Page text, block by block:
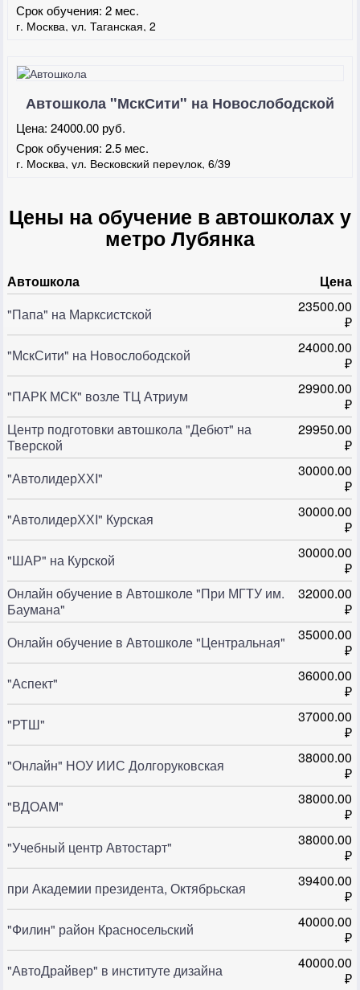
Срок обучения:2 мес.
г. Москва, ул. Таганская, 2
Автошкола "МскСити" на Новослободской
Цена:24000.00 руб.
Срок обучения:2.5 мес.
г. Москва, ул. Весковский переулок, 6/39
Цены на обучение в автошколах у
метро Лубянка
Автошкола
Цена
"Папа" на Марксистской
23500.00
₽
"МскСити" на Новослободской
24000.00
₽
"ПАРК МСК" возле ТЦ Атриум
29900.00
₽
Центр подготовки автошкола "Дебют" на
Тверской
29950.00
₽
"АвтолидерХХI"
30000.00
₽
"АвтолидерХХI" Курская
30000.00
₽
"ШАР" на Курской
30000.00
₽
Онлайн обучение в Автошколе "При МГТУ им.
Баумана"
32000.00
₽
Онлайн обучение в Автошколе "Центральная"
35000.00
₽
"Аспект"
36000.00
₽
"РТШ"
37000.00
₽
"Онлайн" НОУ ИИС Долгоруковская
38000.00
₽
"ВДОАМ"
38000.00
₽
"Учебный центр Автостарт"
38000.00
₽
при Академии президента, Октябрьская
39400.00
₽
"Филин" район Красносельский
40000.00
₽
"АвтоДрайвер" в институте дизайна
40000.00
₽